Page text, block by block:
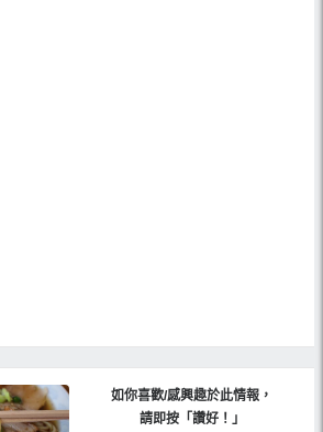
如你喜歡/感興趣於此情報，
請即按「讚好！」